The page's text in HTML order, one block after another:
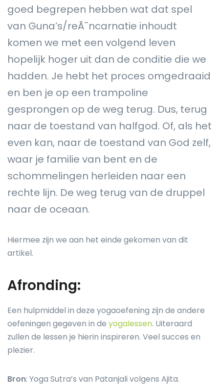
goed begrepen hebben wat dat spel
van Guna’s/reÃ¯ncarnatie inhoudt
komen we met een volgend leven
hopelijk hoger uit dan de conditie die we
hadden. Je hebt het proces omgedraaid
en ben je op een trampoline
gesprongen op de weg terug. Dus, terug
naar de toestand van halfgod. Of, als het
even kan, naar de toestand van God zelf,
waar je familie van bent en de
schommelingen herleiden naar een
rechte lijn. De weg terug van de druppel
naar de oceaan.
Hiermee zijn we aan het einde gekomen van dit
artikel.
Afronding:
Een hulpmiddel in deze yogaoefening zijn de andere
oefeningen gegeven in de yogalessen. Uiteraard
zullen de lessen je hierin inspireren. Veel succes en
plezier.
Bron: Yoga Sutra’s van Patanjali volgens Ajita.